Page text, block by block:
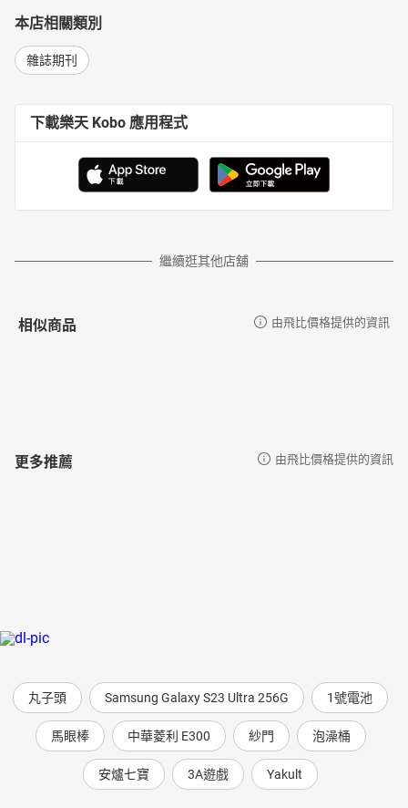
劇迷最狂懶人包超過10部必看
從此賴在沙發不再鬧劇荒
看光，假日賴在沙發上沒劇看好無聊啊！這次特別結合LOOKin編輯
們拍胸保證好看的電影與戲劇，推薦類別豐富，且包含了日、韓、
必看推薦劇吧！
本店相關類別
雜誌期刊
下載樂天 Kobo 應用程式
繼續逛其他店舖
相似商品 由飛比價格提供的資訊
更多推薦 由飛比價格提供的資訊
丸子頭 Samsung Galaxy S23 Ultra 256G 1號電池
馬眼棒 中華菱利 E300 紗門 泡澡桶
安爐七寶 3A遊戲 Yakult